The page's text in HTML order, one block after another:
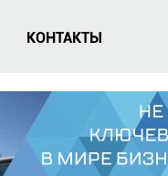
КОНТАКТЫ